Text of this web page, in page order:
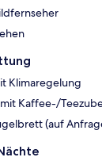
Klimaregelung
Kaffee-/
(auf